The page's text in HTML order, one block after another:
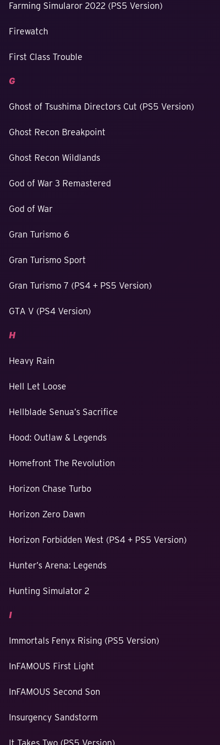
Farming Simularor 2022 (PS5 Version)
Firewatch
First Class Trouble
G
Ghost of Tsushima Directors Cut (PS5 Version)
Ghost Recon Breakpoint
Ghost Recon Wildlands
God of War 3 Remastered
God of War
Gran Turismo 6
Gran Turismo Sport
Gran Turismo 7 (PS4 + PS5 Version)
GTA V (PS4 Version)
H
Heavy Rain
Hell Let Loose
Hellblade Senua’s Sacrifice
Hood: Outlaw & Legends
Homefront The Revolution
Horizon Chase Turbo
Horizon Zero Dawn
Horizon Forbidden West (PS4 + PS5 Version)
Hunter’s Arena: Legends
Hunting Simulator 2
I
Immortals Fenyx Rising (PS5 Version)
InFAMOUS First Light
InFAMOUS Second Son
Insurgency Sandstorm
It Takes Two (PS5 Version)